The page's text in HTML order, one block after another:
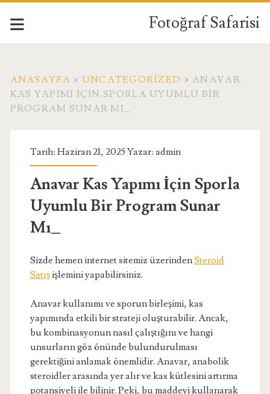
Fotoğraf Safarisi
ANASAYFA > UNCATEGORIZED > ANAVAR
KAS YAPIMI İÇIN SPORLA UYUMLU BIR
PROGRAM SUNAR MI_
Tarih: Haziran 21, 2025 Yazar: admin
Anavar Kas Yapımı İçin Sporla
Uyumlu Bir Program Sunar
Mı_
Sizde hemen internet sitemiz üzerindenSteroid
Satışişlemini yapabilirsiniz.
Anavar kullanımı ve sporun birleşimi, kas
yapımında etkili bir strateji oluşturabilir. Ancak,
bu kombinasyonun nasıl çalıştığını ve hangi
unsurların göz önünde bulundurulması
gerektiğini anlamak önemlidir. Anavar, anabolik
steroidler arasında yer alır ve kas kütlesini artırma
potansiyeli ile bilinir. Peki, bu maddeyi kullanarak